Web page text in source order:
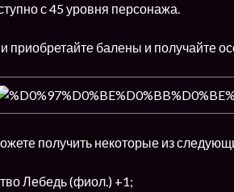
с 45 уровня персонажа.
приобретайте балены и получайте
получить некоторые из
Лебедь (фиол.) +1;